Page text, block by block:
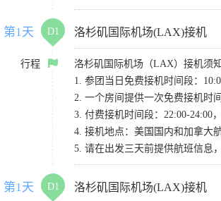
第1天 D1 洛杉矶国际机场(LAX)接机
行程
洛杉矶国际机场（LAX）接机须
1. 参团当日免费接机时间段：
2. 一个房间提供一次免费接机时
3. 付费接机时间段：22:00-24:00
4. 接机地点：美国国内和加拿大
5. 请在出发三天前提供航班信息
第1天 D1 洛杉矶国际机场(LAX)接机